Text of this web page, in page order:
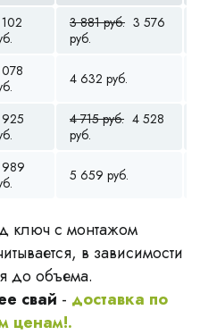
3 881 руб. 3 576
руб.
4 632 руб.
4 715 руб. 4 528
руб.
5 659 руб.
ключ с монтажом
в зависимости
до объема.
свай - доставка по
ценам!.